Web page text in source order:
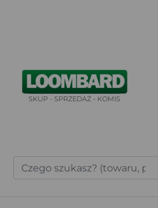
SKUP - SPRZEDAŻ - KOMIS